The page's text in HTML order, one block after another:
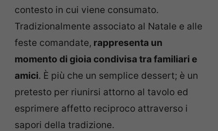
contesto in cui viene consumato.
Tradizionalmente associato al Natale e alle
feste comandate, rappresenta un
momento di gioia condivisa tra familiari e
amici. È più che un semplice dessert; è un
pretesto per riunirsi attorno al tavolo ed
esprimere affetto reciproco attraverso i
sapori della tradizione.